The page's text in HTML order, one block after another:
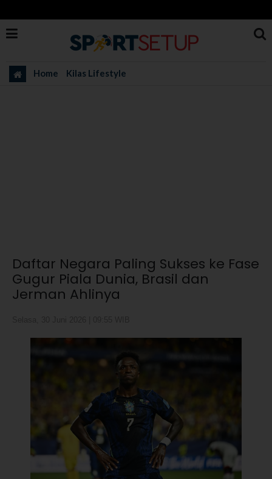
Home Kilas Lifestyle
Daftar Negara Paling Sukses ke Fase
Gugur Piala Dunia, Brasil dan
Jerman Ahlinya